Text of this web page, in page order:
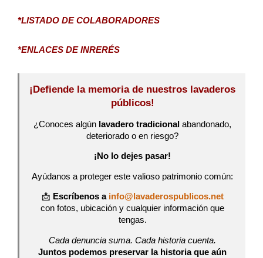
*LISTADO DE COLABORADORES
*ENLACES DE INRERÉS
¡Defiende la memoria de nuestros lavaderos
públicos!
¿Conoces algún lavadero tradicional abandonado,
deteriorado o en riesgo?
¡No lo dejes pasar!
Ayúdanos a proteger este valioso patrimonio común:
📩 Escríbenos a info@lavaderospublicos.net
con fotos, ubicación y cualquier información que
tengas.
Cada denuncia suma. Cada historia cuenta.
Juntos podemos preservar la historia que aún